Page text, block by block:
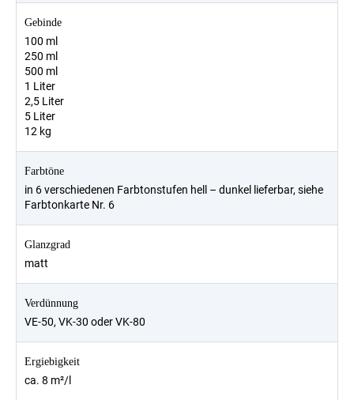
Gebinde
100 ml
250 ml
500 ml
1 Liter
2,5 Liter
5 Liter
12 kg
Farbtöne
in 6 verschiedenen Farbtonstufen hell – dunkel lieferbar, siehe
Farbtonkarte Nr. 6
Glanzgrad
matt
Verdünnung
VE-50, VK-30 oder VK-80
Ergiebigkeit
ca. 8 m²/l